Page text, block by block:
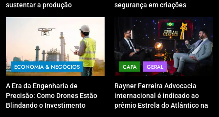
sustentar a produção
segurança em criações
ECONOMIA & NEGÓCIOS
A Era da Engenharia de
Precisão: Como Drones Estão
Blindando o Investimento
CAPA GERAL
Rayner Ferreira Advocacia
internacional é indicado ao
prêmio Estrela do Atlântico na